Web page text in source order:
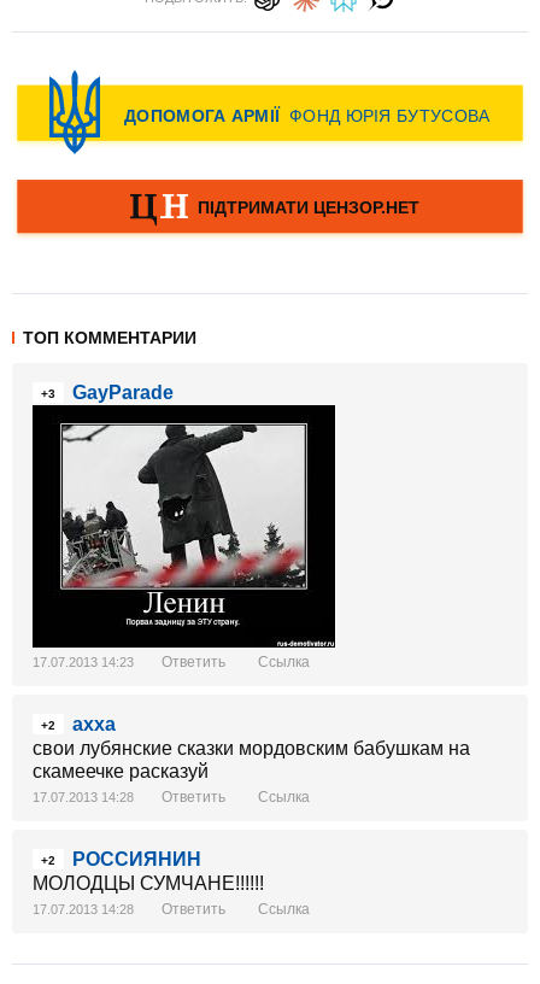
ТОП КОММЕНТАРИИ
+3 GayParade
17.07.2013 14:23 Ответить Ссылка
+2
ахха
свои лубянские сказки мордовским бабушкам на
скамеечке расказуй
17.07.2013 14:28 Ответить Ссылка
+2
РОССИЯНИН
МОЛОДЦЫ СУМЧАНЕ!!!!!!
17.07.2013 14:28 Ответить Ссылка